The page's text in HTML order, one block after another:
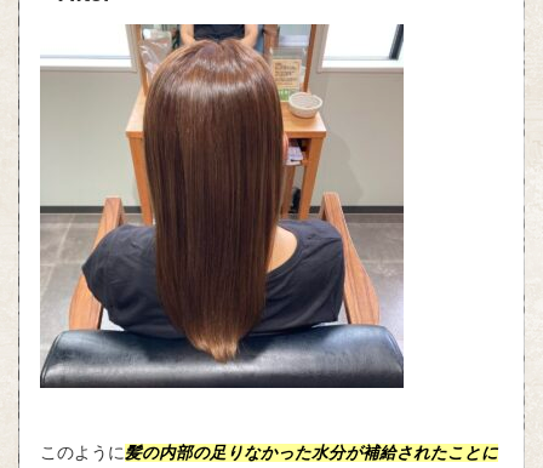
このように髪の内部の足りなかった水分が補給されたことに